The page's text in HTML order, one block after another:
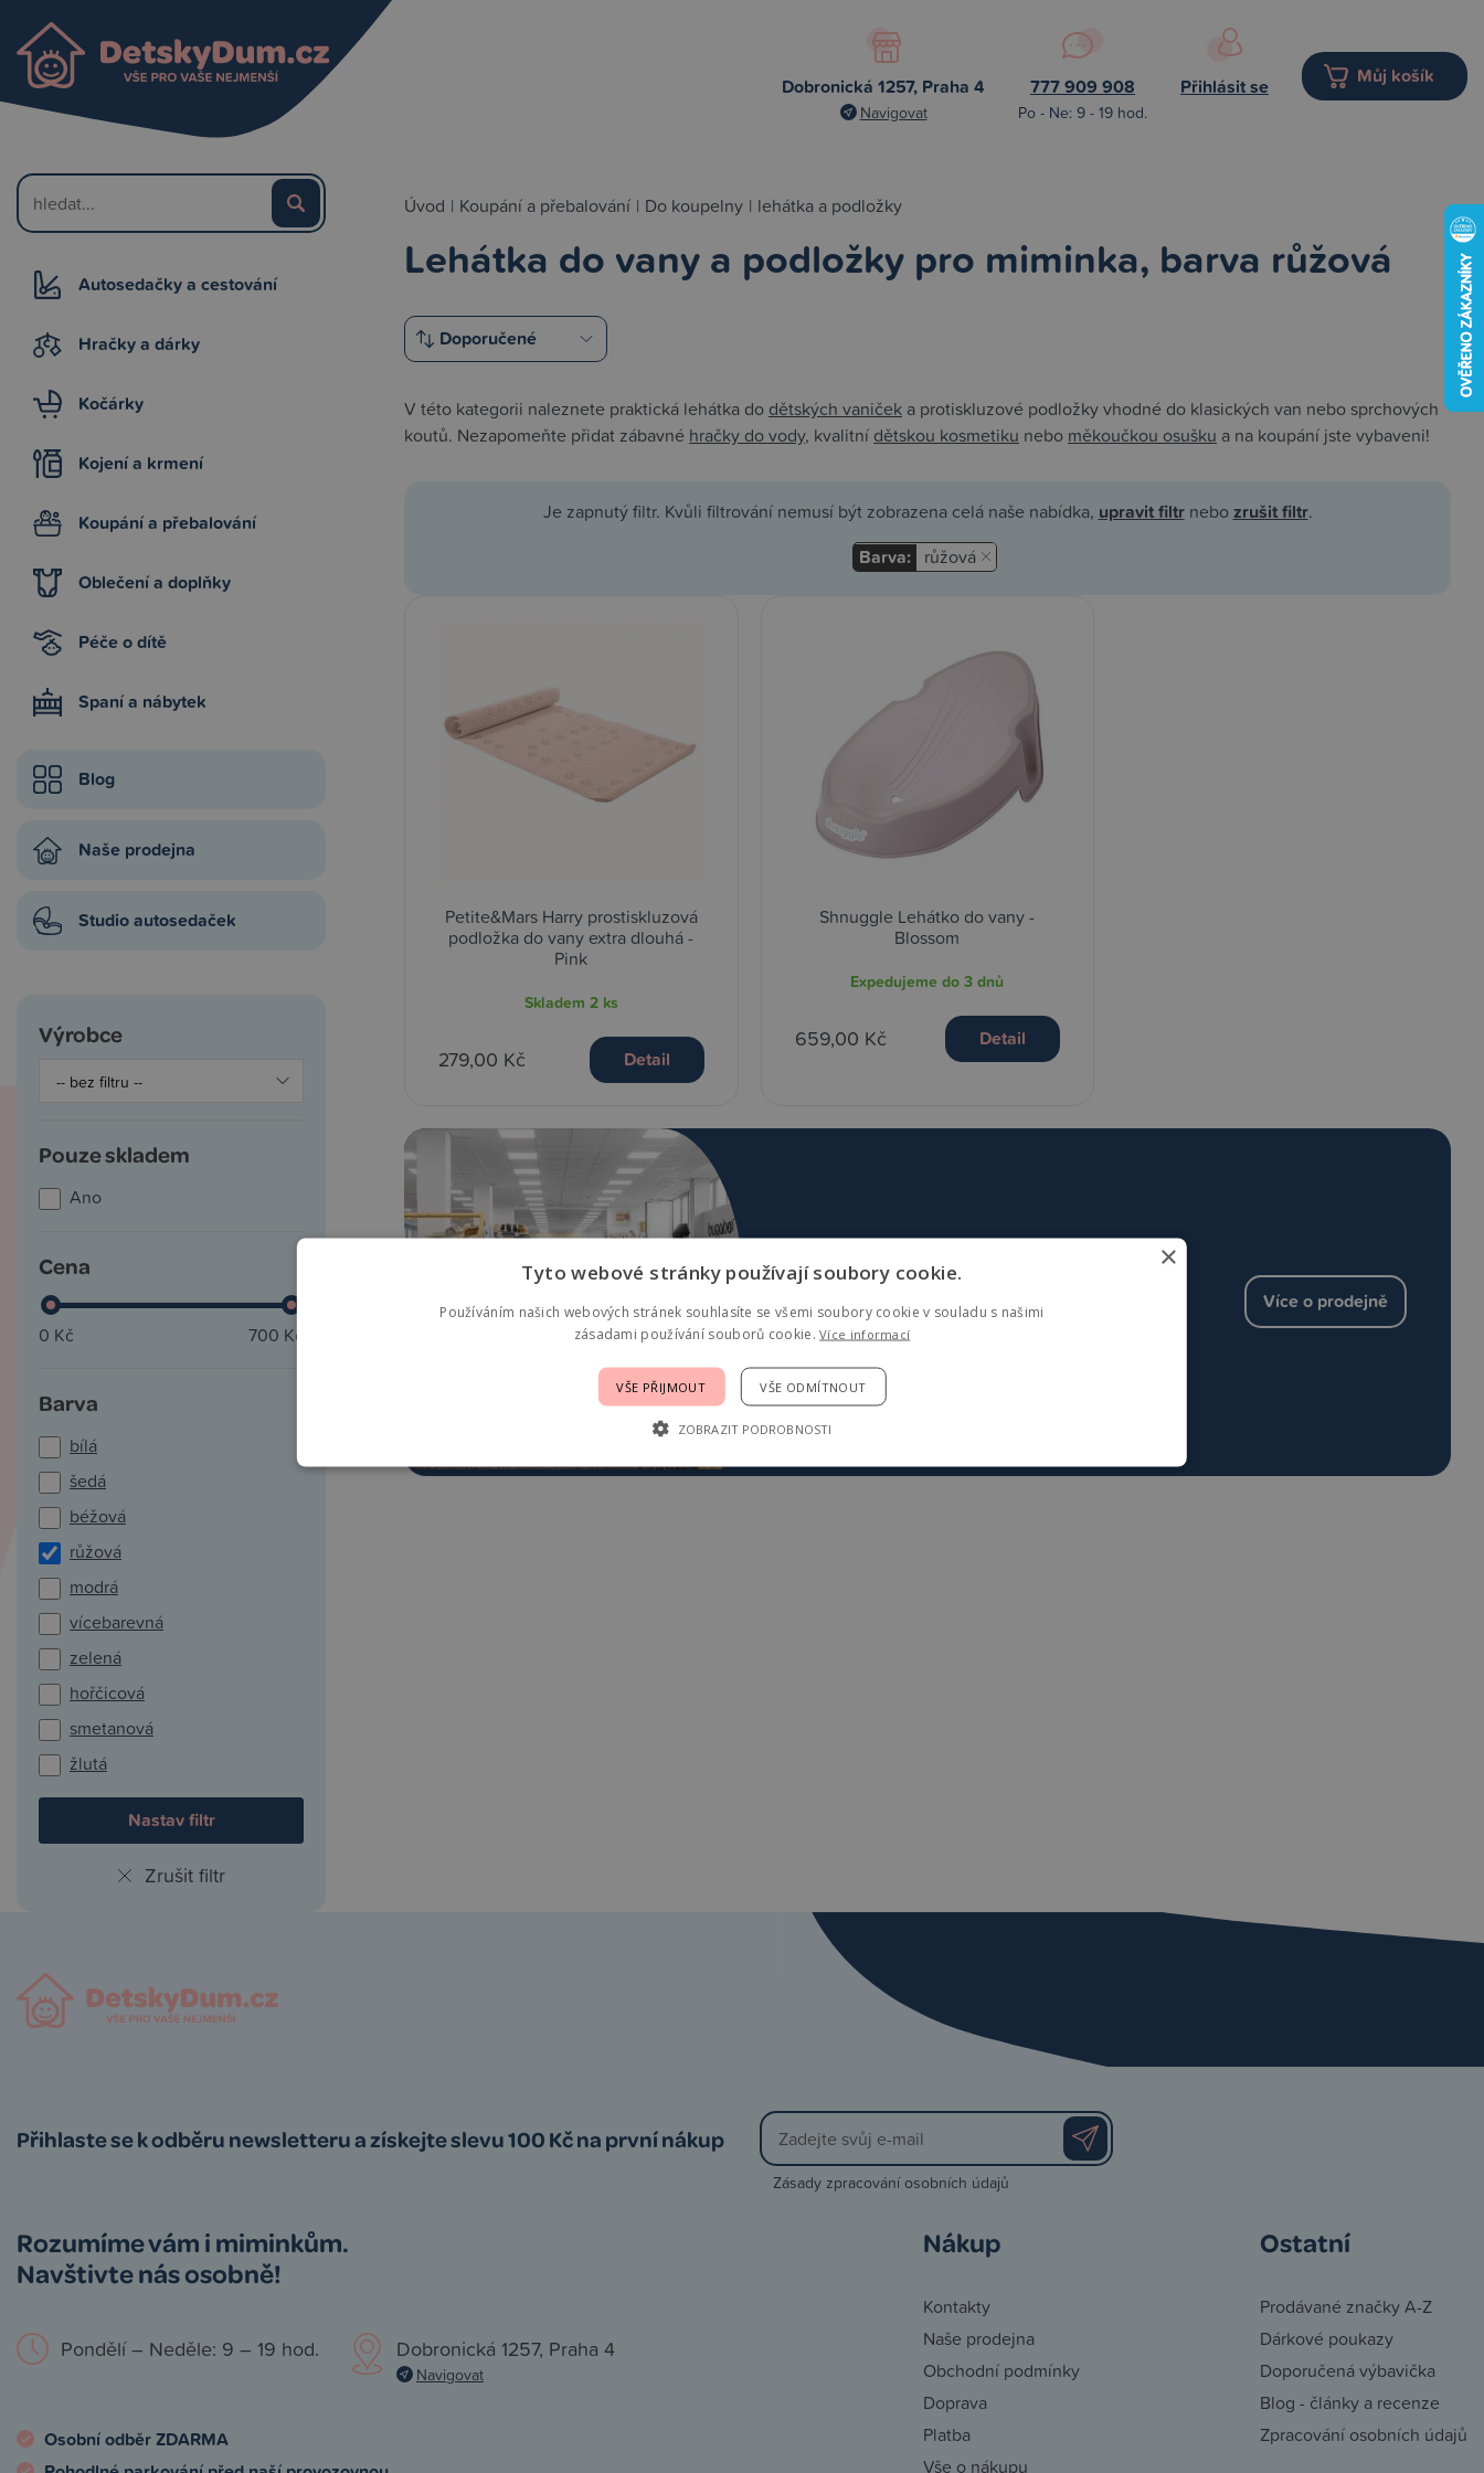
Dobronická 1257, Praha 4
Navigovat
777 909 908
Po - Ne: 9 - 19 hod.
Přihlásit se Můj košík
Autosedačky a cestování
Hračky a dárky
Kočárky
Kojení a krmení
Koupání a přebalování
Oblečení a doplňky
Péče o dítě
Spaní a nábytek
Blog
Naše prodejna
Studio autosedaček
Výrobce
Pouze skladem
Ano
Cena
0 Kč 700 Kč
Barva
bílá
šedá
béžová
růžová
modrá
vícebarevná
zelená
hořčicová
smetanová
žlutá
Zrušit filtr
Úvod | Koupání a přebalování | Do koupelny | lehátka a podložky
Lehátka do vany a podložky pro miminka, barva růžová
V této kategorii naleznete praktická lehátka do dětských vaniček a protiskluzové podložky vhodné do klasických van nebo sprchových
koutů. Nezapomeňte přidat zábavné hračky do vody, kvalitní dětskou kosmetiku nebo měkoučkou osušku a na koupání jste vybaveni!
Je zapnutý filtr. Kvůli filtrování nemusí být zobrazena celá naše nabídka, upravit filtrnebozrušit filtr.
Barva: růžová
Navštivte největší prodejnu v
Praze
Více o prodejně
Petite&Mars Harry prostiskluzová
podložka do vany extra dlouhá -
Pink
Skladem 2 ks
279,00 Kč Detail
Shnuggle Lehátko do vany -
Blossom
Expedujeme do 3 dnů
659,00 Kč Detail
Přihlaste se k odběru newsletteru a získejte slevu 100 Kč na první nákup
Zásady zpracování osobních údajů
Rozumíme vám i miminkům.
Navštivte nás osobně!
Pondělí – Neděle: 9 – 19 hod. Dobronická 1257, Praha 4
Navigovat
Osobní odběr ZDARMA
Nákup
Kontakty
Naše prodejna
Obchodní podmínky
Doprava
Platba
Vše o nákupu
Ostatní
Prodávané značky A-Z
Dárkové poukazy
Doporučená výbavička
Blog - články a recenze
Zpracování osobních údajů
×
Tyto webové stránky používají soubory cookie.
Používáním našich webových stránek souhlasíte se všemi soubory cookie v souladu s našimi
zásadami používání souborů cookie.Více informací
VŠE PŘIJMOUT VŠE ODMÍTNOUT
ZOBRAZIT PODROBNOSTI